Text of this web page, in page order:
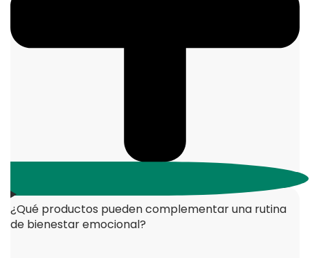
¿Qué productos pueden complementar una rutina
de bienestar emocional?